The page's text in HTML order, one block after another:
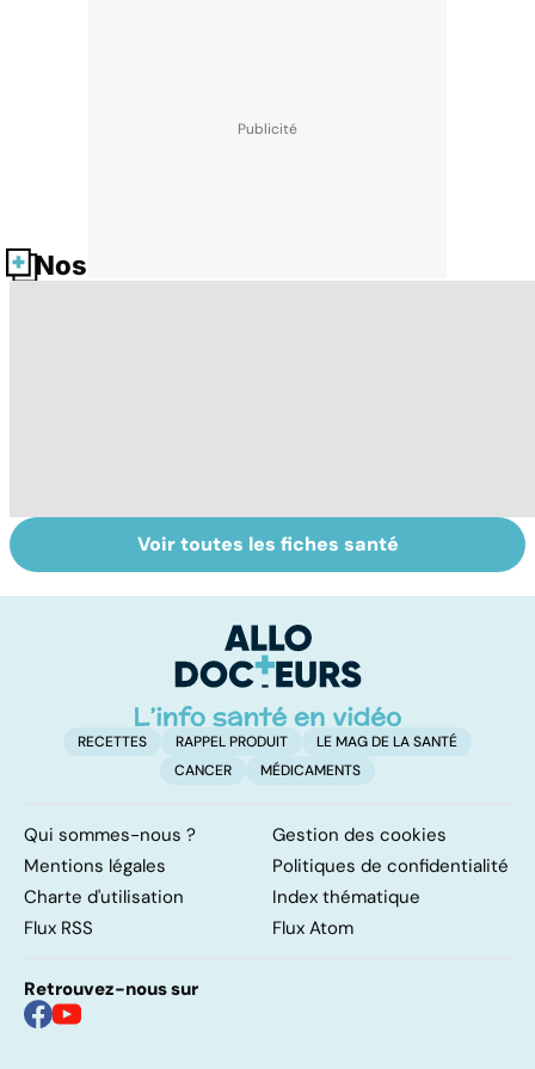
Nos fiches santé
Cicatrices :
réparer la
Rides : des
crèmes aux
Voir toutes les fiches santé
RECETTES RAPPEL PRODUIT
LE MAG DE LA SANTÉ
CANCER
MÉDICAMENTS
Qui sommes-nous ?
Gestion des cookies
Mentions légales
Politiques de confidentialité
Charte d'utilisation
Index thématique
Flux RSS
Flux Atom
Retrouvez-nous sur